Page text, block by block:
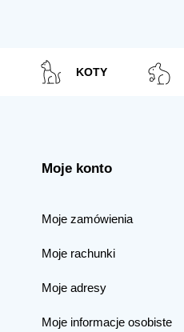
KOTY
Moje konto
Moje zamówienia
Moje rachunki
Moje adresy
Moje informacje osobiste